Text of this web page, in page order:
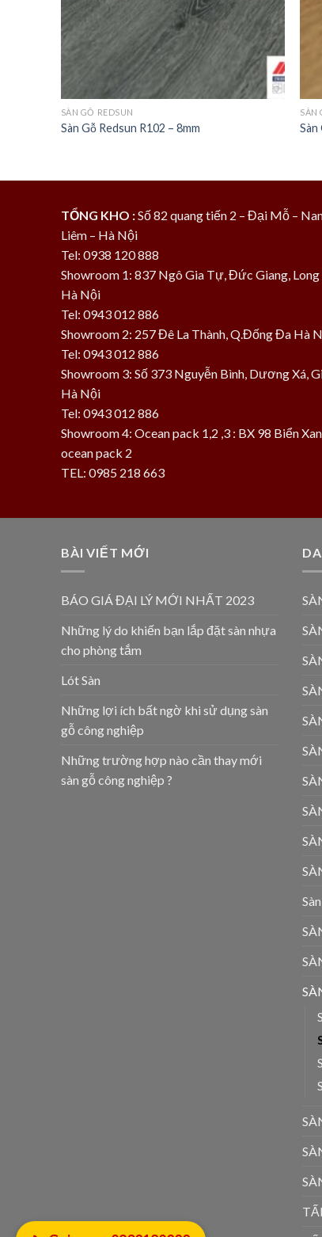
SÀN GỖ REDSUN
Sàn Gỗ Redsun R102 – 8mm
SÀN
Sàn
TỔNG KHO :Số 82 quang tiến 2 – Đại Mỗ –
Liêm – Hà Nội
Tel: 0938 120 888
Showroom 1: 837 Ngô Gia Tự, Đức Giang, Long
Hà Nội
Tel: 0943 012 886
Showroom 2: 257 Đê La Thành, Q.Đống Đa Hà
Tel: 0943 012 886
Showroom 3: Số 373 Nguyễn Bình, Dương Xá,
Hà Nội
Tel: 0943 012 886
Showroom 4: Ocean pack 1,2 ,3 : BX 98 Biển
ocean pack 2
TEL: 0985 218 663
BÀI VIẾT MỚI
BÁO GIÁ ĐẠI LÝ MỚI NHẤT 2023
Những lý do khiến bạn lắp đặt sàn nhựa
cho phòng tắm
Lót Sàn
Những lợi ích bất ngờ khi sử dụng sàn
gỗ công nghiệp
Những trường hợp nào cần thay mới
sàn gỗ công nghiệp ?